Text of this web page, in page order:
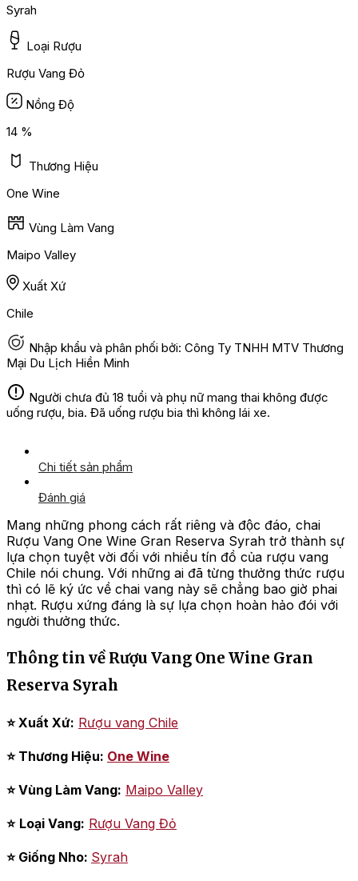
Syrah
Loại Rượu
Rượu Vang Đỏ
Nồng Độ
14 %
Thương Hiệu
One Wine
Vùng Làm Vang
Maipo Valley
Xuất Xứ
Chile
Nhập khẩu và phân phối bởi: Công Ty TNHH MTV Thương
Mại Du Lịch Hiền Minh
Người chưa đủ 18 tuổi và phụ nữ mang thai không được
uống rượu, bia. Đã uống rượu bia thì không lái xe.
Chi tiết sản phẩm
Đánh giá
Mang những phong cách rất riêng và độc đáo, chai
Rượu Vang One Wine Gran Reserva Syrah trở thành sự
lựa chọn tuyệt vời đối với nhiều tín đồ của rượu vang
Chile nói chung. Với những ai đã từng thưởng thức rượu
thì có lẽ ký ức về chai vang này sẽ chẳng bao giờ phai
nhạt. Rượu xứng đáng là sự lựa chọn hoàn hảo đói với
người thưởng thức.
Thông tin về Rượu Vang One Wine Gran
Reserva Syrah
⭐ Xuất Xứ: Rượu vang Chile
⭐ Thương Hiệu: One Wine
⭐Vùng Làm Vang: Maipo Valley
⭐ Loại Vang: Rượu Vang Đỏ
⭐ Giống Nho: Syrah